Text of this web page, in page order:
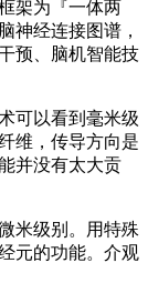
架为『一体两
神经连接图谱，
预、脑机智能技
可以看到毫米级
维，传导方向是
并没有太大贡
米级别。用特殊
元的功能。介观